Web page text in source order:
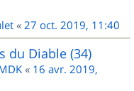
« 27 oct. 2019, 11:40
du Diable (34)
« 16 avr. 2019,